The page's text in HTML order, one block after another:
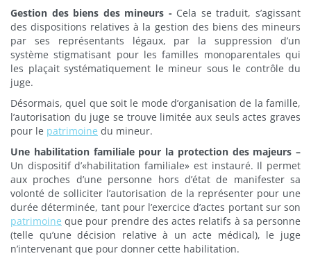
Gestion des biens des mineurs - Cela se traduit, s’agissant
des dispositions relatives à la gestion des biens des mineurs
par ses représentants légaux, par la suppression d’un
système stigmatisant pour les familles monoparentales qui
les plaçait systématiquement le mineur sous le contrôle du
juge.
Désormais, quel que soit le mode d’organisation de la famille,
l’autorisation du juge se trouve limitée aux seuls actes graves
pour le patrimoine du mineur.
Une habilitation familiale pour la protection des majeurs –
Un dispositif d’«habilitation familiale» est instauré. Il permet
aux proches d’une personne hors d’état de manifester sa
volonté de solliciter l’autorisation de la représenter pour une
durée déterminée, tant pour l’exercice d’actes portant sur son
patrimoine que pour prendre des actes relatifs à sa personne
(telle qu’une décision relative à un acte médical), le juge
n’intervenant que pour donner cette habilitation.